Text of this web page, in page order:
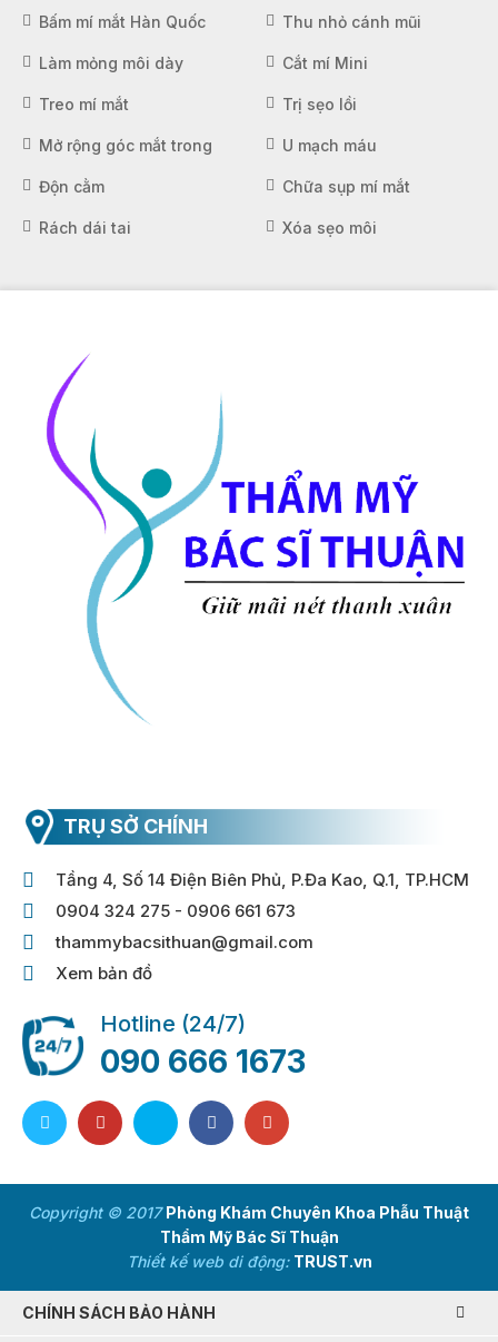
Bấm mí mắt Hàn Quốc Thu nhỏ cánh mũi
Làm mỏng môi dày Cắt mí Mini
Treo mí mắt Trị sẹo lồi
Mở rộng góc mắt trong U mạch máu
Độn cằm Chữa sụp mí mắt
Rách dái tai Xóa sẹo môi
TRỤ SỞ CHÍNH
Tầng 4, Số 14 Điện Biên Phủ, P.Đa Kao, Q.1, TP.HCM
0904 324 275 - 0906 661 673
thammybacsithuan@gmail.com
Xem bản đồ
Hotline (24/7)
090 666 1673
Copyright © 2017Phòng Khám Chuyên Khoa Phẫu Thuật
Thẩm Mỹ Bác Sĩ Thuận
Thiết kế web di động: TRUST.vn
CHÍNH SÁCH BẢO HÀNH